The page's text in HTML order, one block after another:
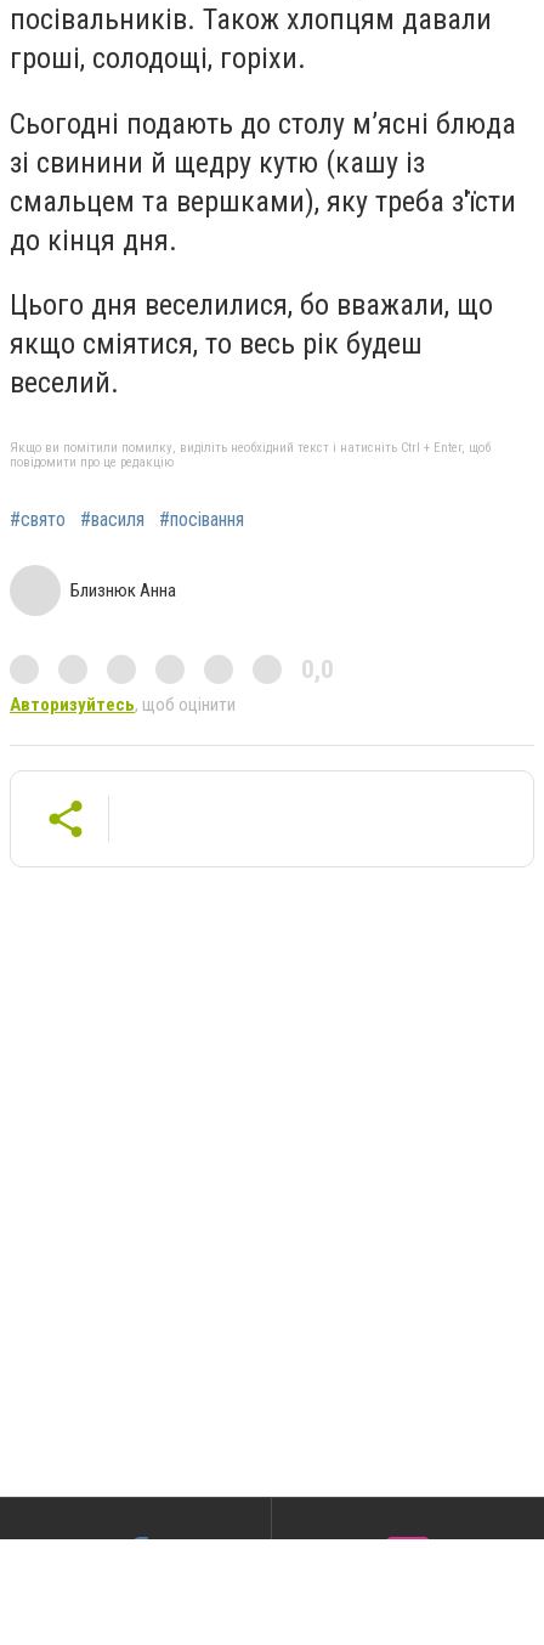
посівальників. Також хлопцям давали
гроші, солодощі, горіхи.
Сьогодні подають до столу м’ясні блюда
зі свинини й щедру кутю (кашу із
смальцем та вершками), яку треба з'їсти
до кінця дня.
Цього дня веселилися, бо вважали, що
якщо сміятися, то весь рік будеш
веселий.
Якщо ви помітили помилку, виділіть необхідний текст і натисніть Ctrl + Enter, щоб
повідомити про це редакцію
#свято #василя #посівання
Близнюк Анна
0,0
Авторизуйтесь, щоб оцінити